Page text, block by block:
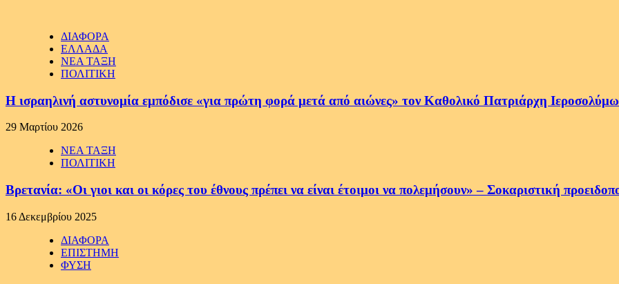
ΔΙΑΦΟΡΑ
ΕΛΛΑΔΑ
ΝΕΑ ΤΑΞΗ
ΠΟΛΙΤΙΚΗ
Η ισραηλινή αστυνομία εμπόδισε «για πρώτη φορά μετά από αιώνες» τον Καθολικό Πατριάρχη
29 Μαρτίου 2026
ΝΕΑ ΤΑΞΗ
ΠΟΛΙΤΙΚΗ
Βρετανία: «Οι γιοι και οι κόρες του έθνους πρέπει να είναι έτοιμοι να πολεμήσουν» – Σοκαριστική
16 Δεκεμβρίου 2025
ΔΙΑΦΟΡΑ
ΕΠΙΣΤΗΜΗ
ΦΥΣΗ